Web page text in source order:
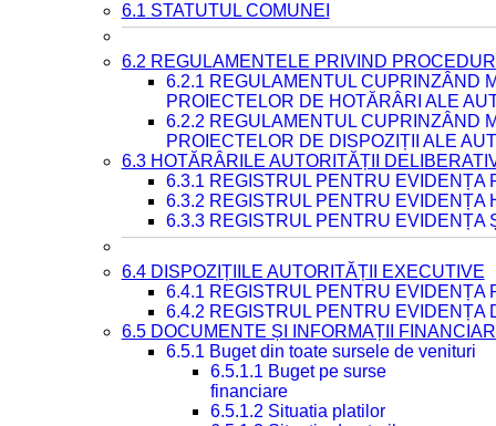
6.1 STATUTUL COMUNEI
6.2 REGULAMENTELE PRIVIND
6.2.1 REGULAMENTUL CUPRINZÂND
PROIECTELOR DE HOTĂRÂRI ALE
6.2.2 REGULAMENTUL CUPRINZÂND
PROIECTELOR DE DISPOZIȚII ALE
6.3 HOTĂRÂRILE AUTORITĂȚII
6.3.1 REGISTRUL PENTRU EVIDENȚA
6.3.2 REGISTRUL PENTRU EVIDENȚA
6.3.3 REGISTRUL PENTRU EVIDENȚA
6.4 DISPOZIȚIILE AUTORITĂȚII EXECUTIVE
6.4.1 REGISTRUL PENTRU EVIDENȚA
6.4.2 REGISTRUL PENTRU EVIDENȚA
6.5 DOCUMENTE ȘI INFORMAȚII
6.5.1 Buget din toate sursele de venituri
6.5.1.1 Buget pe surse
financiare
6.5.1.2 Situatia platilor